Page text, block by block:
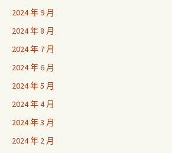
2024 年 9 月
2024 年 8 月
2024 年 7 月
2024 年 6 月
2024 年 5 月
2024 年 4 月
2024 年 3 月
2024 年 2 月